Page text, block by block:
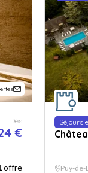
Dès
€
offre
Séjours
Puy-de-